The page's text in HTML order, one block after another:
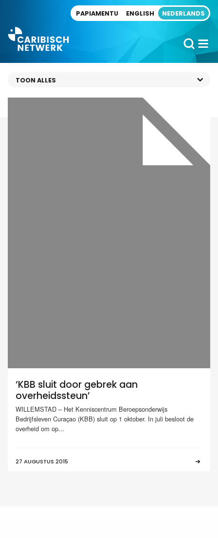
PAPIAMENTU ENGLISH NEDERLANDS
‘KBB sluit door gebrek aan
overheidssteun’
WILLEMSTAD – Het Kenniscentrum Beroepsonderwijs
Bedrijfsleven Curaçao (KBB) sluit op 1 oktober. In juli besloot de
overheid om op...
27 AUGUSTUS 2015